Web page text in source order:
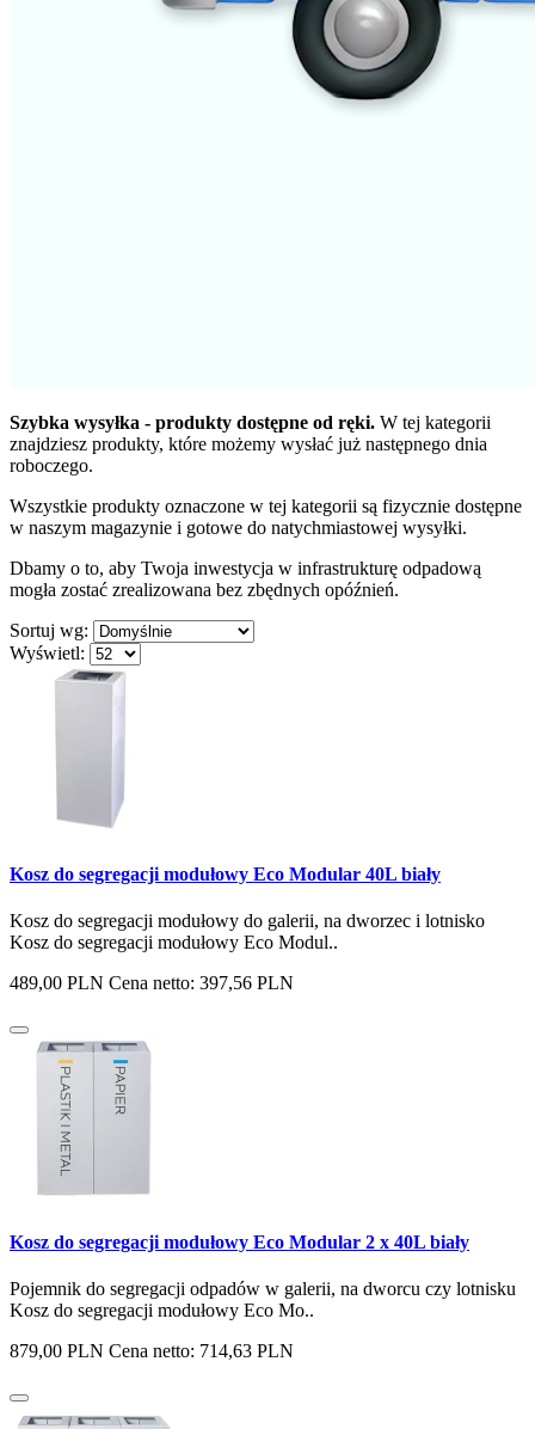
Szybka wysyłka - produkty dostępne od ręki. W tej kategorii
znajdziesz produkty, które możemy wysłać już następnego dnia
roboczego.
Wszystkie produkty oznaczone w tej kategorii są fizycznie dostępne
w naszym magazynie i gotowe do natychmiastowej wysyłki.
Dbamy o to, aby Twoja inwestycja w infrastrukturę odpadową
mogła zostać zrealizowana bez zbędnych opóźnień.
Sortuj wg:
Wyświetl:
Kosz do segregacji modułowy Eco Modular 40L biały
Kosz do segregacji modułowy do galerii, na dworzec i lotnisko
Kosz do segregacji modułowy Eco Modul..
489,00 PLN Cena netto: 397,56 PLN
Kosz do segregacji modułowy Eco Modular 2 x 40L biały
Pojemnik do segregacji odpadów w galerii, na dworcu czy lotnisku
Kosz do segregacji modułowy Eco Mo..
879,00 PLN Cena netto: 714,63 PLN